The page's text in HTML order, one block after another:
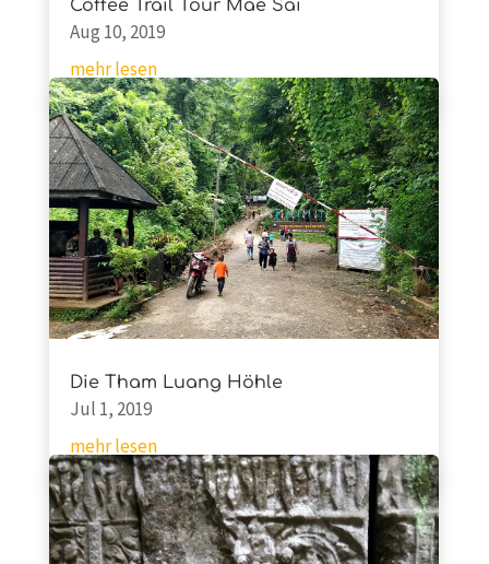
Coffee Trail Tour Mae Sai
Aug 10, 2019
mehr lesen
Die Tham Luang Höhle
Jul 1, 2019
mehr lesen